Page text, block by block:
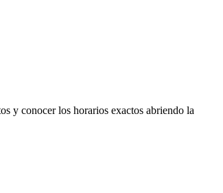
y conocer los horarios exactos abriendo la